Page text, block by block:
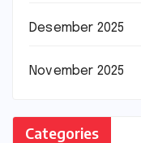
Desember 2025
November 2025
Categories